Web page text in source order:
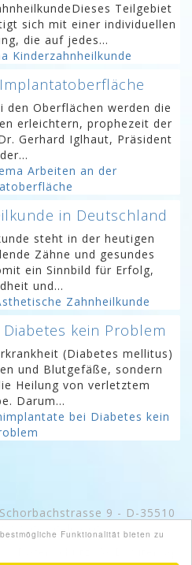
Funktionalität bieten zu
Teilgebiet
sich mit einer individuellen
die auf jedes...
Kinderzahnheilkunde
den Oberflächen werden die
erleichtern, prophezeit der
Gerhard Iglhaut, Präsident
der...
Arbeiten an der
in Deutschland
steht in der heutigen
Zähne und gesundes
ein Sinnbild für Erfolg,
und...
Zahnheilkunde
kein Problem
(Diabetes mellitus)
und Blutgefäße, sondern
Heilung von verletztem
Darum...
bei Diabetes kein
9 - D-35510
www.googeln.org